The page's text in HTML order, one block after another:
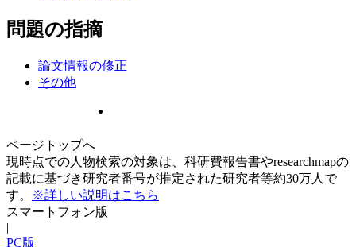
問題の指摘
論文情報の修正
その他
ページトップへ
現時点での人物検索の対象は、科研費報告書やresearchmapの
記載に基づき研究者番号が推定された研究者等約30万人で
す。
※詳しい説明はこちら
スマートフォン版
|
PC版